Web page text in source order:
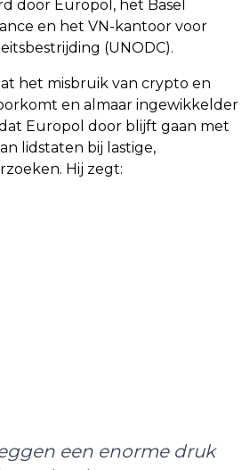
door Europol, het Basel
en het VN-kantoor voor
(UNODC).
het misbruik van crypto en
en almaar ingewikkelder
Europol door blijft gaan met
lidstaten bij lastige,
Hij zegt:
een enorme druk